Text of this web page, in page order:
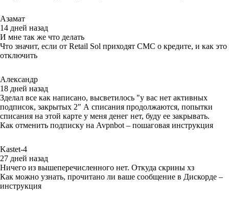
Азамат
14 дней назад
И мне так же что делать
Что значит, если от Retail Sol приходят СМС о кредите, и как это
отключить
Александр
18 дней назад
Зделал все как написано, высветилось "у вас нет активных
подписок, закрытых 2" А списания продолжаются, попытки
списания на этой карте у меня денег нет, буду ее закрывать.
Как отменить подписку на Avpnbot – пошаговая инструкция
Kastet-4
27 дней назад
Ничего из вышеперечисленного нет. Откуда скрины хз
Как можно узнать, прочитано ли ваше сообщение в Дискорде –
инструкция